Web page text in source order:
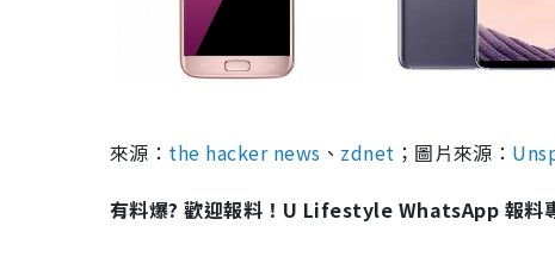
來源： the hacker news 、 zdnet ；圖片來源：
有料爆? 歡迎報料！U Lifestyle WhatsApp 報料